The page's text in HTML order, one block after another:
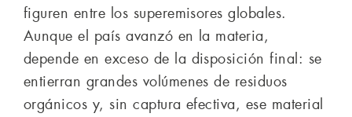
figuren entre los superemisores globales.
Aunque el país avanzó en la materia,
depende en exceso de la disposición final: se
entierran grandes volúmenes de residuos
orgánicos y, sin captura efectiva, ese material